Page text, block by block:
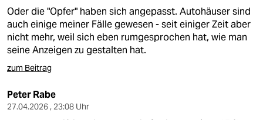
Oder die "Opfer" haben sich angepasst. Autohäuser sind
auch einige meiner Fälle gewesen - seit einiger Zeit aber
nicht mehr, weil sich eben rumgesprochen hat, wie man
seine Anzeigen zu gestalten hat.
zum Beitrag
Peter Rabe
27.04.2026 , 23:08 Uhr